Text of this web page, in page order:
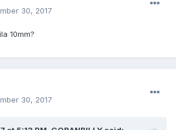
30, 2017
10mm?
30, 2017